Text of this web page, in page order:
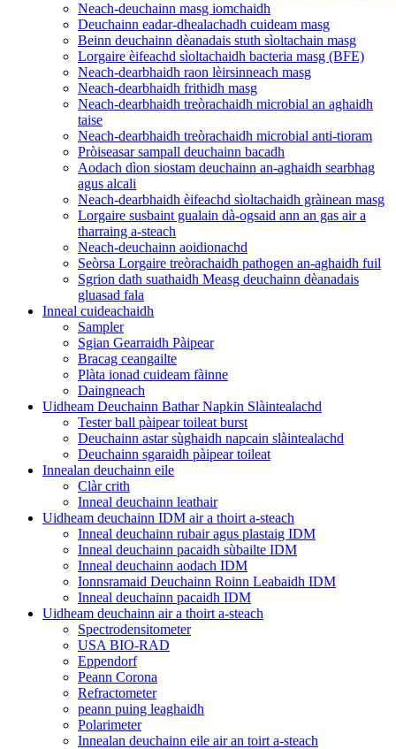
Neach-deuchainn masg iomchaidh
Deuchainn eadar-dhealachadh cuideam masg
Beinn deuchainn dèanadais stuth sìoltachain masg
Lorgaire èifeachd sìoltachaidh bacteria masg (BFE)
Neach-dearbhaidh raon lèirsinneach masg
Neach-dearbhaidh frithidh masg
Neach-dearbhaidh treòrachaidh microbial an aghaidh
taise
Neach-dearbhaidh treòrachaidh microbial anti-tioram
Pròiseasar sampall deuchainn bacadh
Aodach dìon siostam deuchainn an-aghaidh searbhag
agus alcali
Neach-dearbhaidh èifeachd sìoltachaidh gràinean masg
Lorgaire susbaint gualain dà-ogsaid ann an gas air a
tharraing a-steach
Neach-deuchainn aoidionachd
Seòrsa Lorgaire treòrachaidh pathogen an-aghaidh fuil
Sgrion dath suathaidh Measg deuchainn dèanadais
gluasad fala
Inneal cuideachaidh
Sampler
Sgian Gearraidh Pàipear
Bracag ceangailte
Plàta ionad cuideam fàinne
Daingneach
Uidheam Deuchainn Bathar Napkin Slàintealachd
Tester ball pàipear toileat burst
Deuchainn astar sùghaidh napcain slàintealachd
Deuchainn sgaraidh pàipear toileat
Innealan deuchainn eile
Clàr crith
Inneal deuchainn leathair
Uidheam deuchainn IDM air a thoirt a-steach
Inneal deuchainn rubair agus plastaig IDM
Inneal deuchainn pacaidh sùbailte IDM
Inneal deuchainn aodach IDM
Ionnsramaid Deuchainn Roinn Leabaidh IDM
Inneal deuchainn pacaidh IDM
Uidheam deuchainn air a thoirt a-steach
Spectrodensitometer
USA BIO-RAD
Eppendorf
Peann Corona
Refractometer
peann puing leaghaidh
Polarimeter
Innealan deuchainn eile air an toirt a-steach